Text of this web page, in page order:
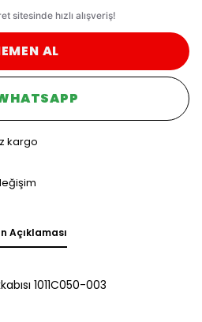
AL
kargo
Açıklaması
1011C050-003